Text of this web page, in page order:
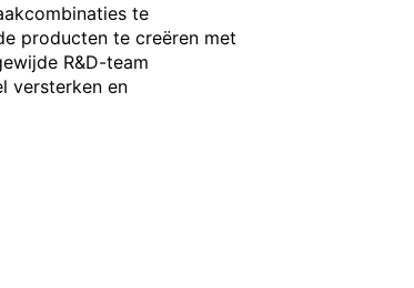
te
producten te creëren met
R&D-team
versterken en